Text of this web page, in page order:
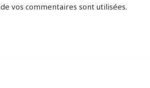
de vos commentaires sont utilisées.